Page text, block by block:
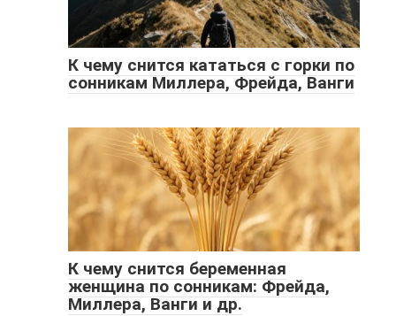
К чему снится кататься с горки по
сонникам Миллера, Фрейда, Ванги
К чему снится беременная
женщина по сонникам: Фрейда,
Миллера, Ванги и др.